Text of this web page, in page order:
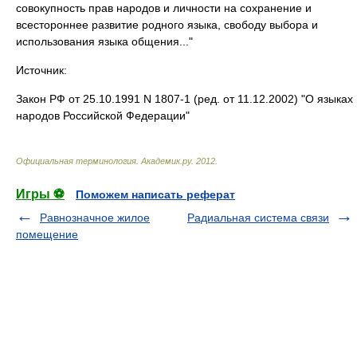
совокупность прав народов и личности на сохранение и
всестороннее развитие родного языка, свободу выбора и
использования языка общения..."
Источник:
Закон РФ от 25.10.1991 N 1807-1 (ред. от 11.12.2002) "О языках
народов Российской Федерации"
Официальная терминология Академик.ру. 2012
Игры ⚽
Поможем написать реферат
Равнозначное жилое
помещение
Радиальная система связи